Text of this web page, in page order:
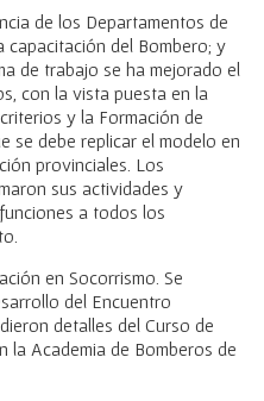
de los Departamentos de
capacitación del Bombero; y
de trabajo se ha mejorado el
con la vista puesta en la
y la Formación de
se debe replicar el modelo en
provinciales. Los
sus actividades y
a todos los
en Socorrismo. Se
del Encuentro
detalles del Curso de
la Academia de Bomberos de